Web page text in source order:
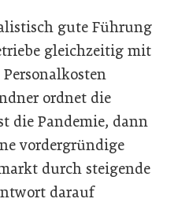
gute Führung
gleichzeitig mit
ordnet die
die Pandemie, dann
vordergründige
durch steigende
darauf